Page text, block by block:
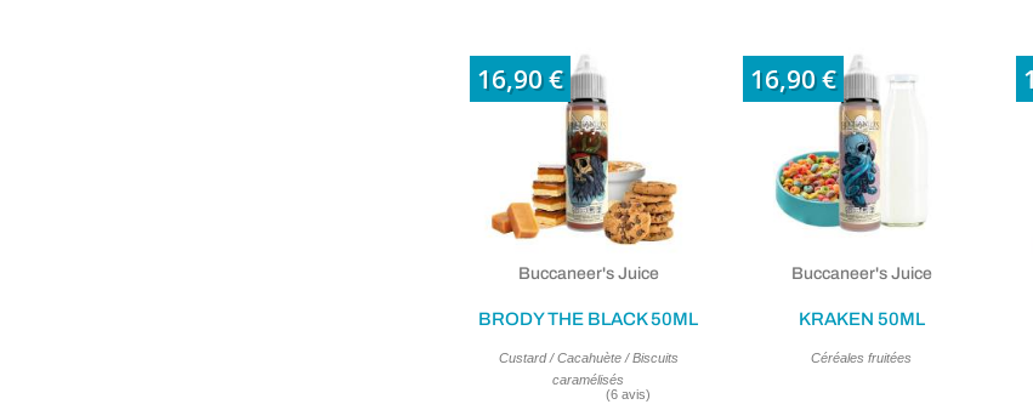
16,90 €
Buccaneer's Juice
BRODY THE BLACK 50ML
Custard / Cacahuète / Biscuits
caramélisés
16,90 €
Buccaneer's Juice
KRAKEN 50ML
Céréales fruitées